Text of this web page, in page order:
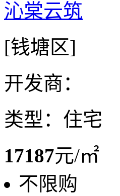
沁棠云筑
[钱塘区]
开发商：
类型：住宅
17187元/㎡
不限购